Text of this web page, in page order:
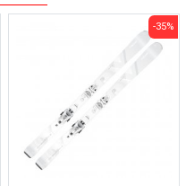
-35%